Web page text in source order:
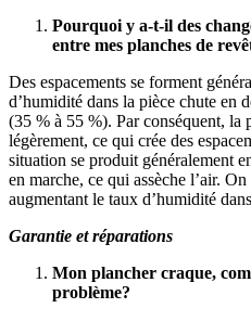
Pourquoi y a-t-il des
entre mes planches de
Des espacements se forment
d’humidité dans la pièce chute en
(35 % à 55 %). Par conséquent, la
légèrement, ce qui crée des
situation se produit généralement
en marche, ce qui assèche l’air.
augmentant le taux d’humidité
Garantie et réparations
Mon plancher craque,
problème?